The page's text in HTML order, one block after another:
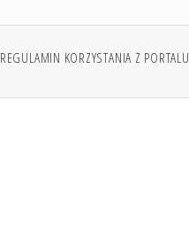
REGULAMIN KORZYSTANIA Z PORTALU